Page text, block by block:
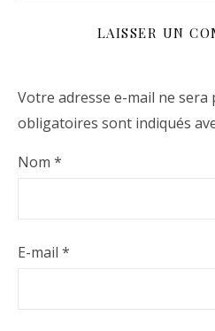
LAISSER UN
Votre adresse e-mail ne sera
obligatoires sont indiqués
Nom *
E-mail *